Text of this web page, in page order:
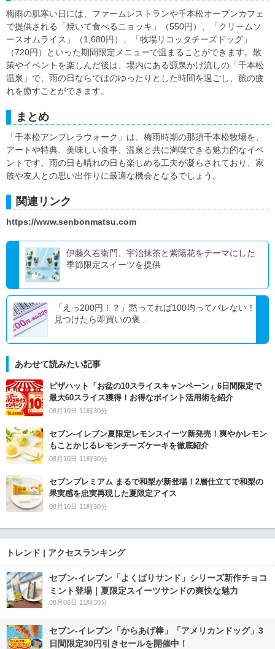
梅雨の肌寒い日には、ファームレストランや千本松オープンカフェ
で提供される「焼いて食べるニョッキ」（550円）、「クリームソ
ースオムライス」（1,680円）、「牧場リコッタチーズドッグ」
（720円）といった期間限定メニューで温まることができます。散
策やイベントを楽しんだ後は、場内にある源泉かけ流しの「千本松
温泉」で、雨の日ならではのゆったりとした時間を過ごし、旅の疲
れを癒すことができます。
まとめ
「千本松アンブレラウォーク」は、梅雨時期の那須千本松牧場を、
アートや特典、美味しい食事、温泉と共に満喫できる魅力的なイベ
ントです。雨の日も晴れの日も楽しめる工夫が凝らされており、家
族や友人との思い出作りに最適な機会となるでしょう。
関連リンク
https://www.senbonmatsu.com
伊藤久右衛門、宇治抹茶と紫陽花をテーマにした
季節限定スイーツを提供
「えっ200円！？」黙ってれば100均ってバレない！
見つけたら即買いの褒...
あわせて読みたい記事
ピザハット「お盆の10スライスキャンペーン」6日間限定で
最大60スライス獲得！お得なポイント活用術を紹介
08月10日 11時30分
セブン‐イレブン夏限定レモンスイーツ新発売！爽やかレモン
もことかじるレモンチーズケーキを徹底紹介
08月10日 11時30分
セブンプレミアム まるで和梨が新登場！2層仕立てで和梨の
果実感を忠実再現した夏限定アイス
08月10日 11時30分
トレンド | アクセスランキング
セブン‐イレブン「よくばりサンド」シリーズ新作チョコ
ミント登場｜夏限定スイーツサンドの爽快な魅力
08月06日 11時30分
セブン‐イレブン「からあげ棒」「アメリカンドッグ」3
日間限定30円引きセールを開催中！